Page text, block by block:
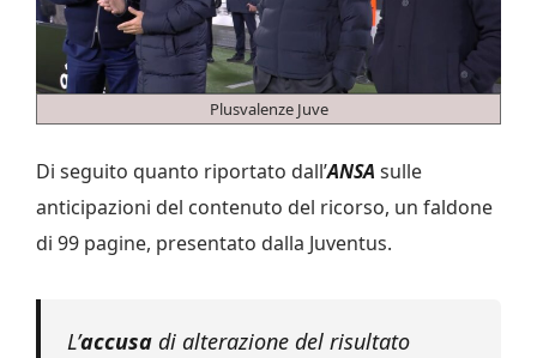
Plusvalenze Juve
Di seguito quanto riportato dall’ANSA sulle
anticipazioni del contenuto del ricorso, un faldone
di 99 pagine, presentato dalla Juventus.
L’accusa di alterazione del risultato